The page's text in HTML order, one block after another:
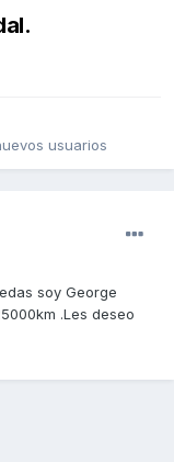
usuarios
soy George
.Les deseo